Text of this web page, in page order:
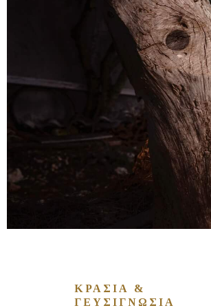
ΚΡΑΣΙΑ &
ΓΕΥΣΙΓΝΩΣΙΑ